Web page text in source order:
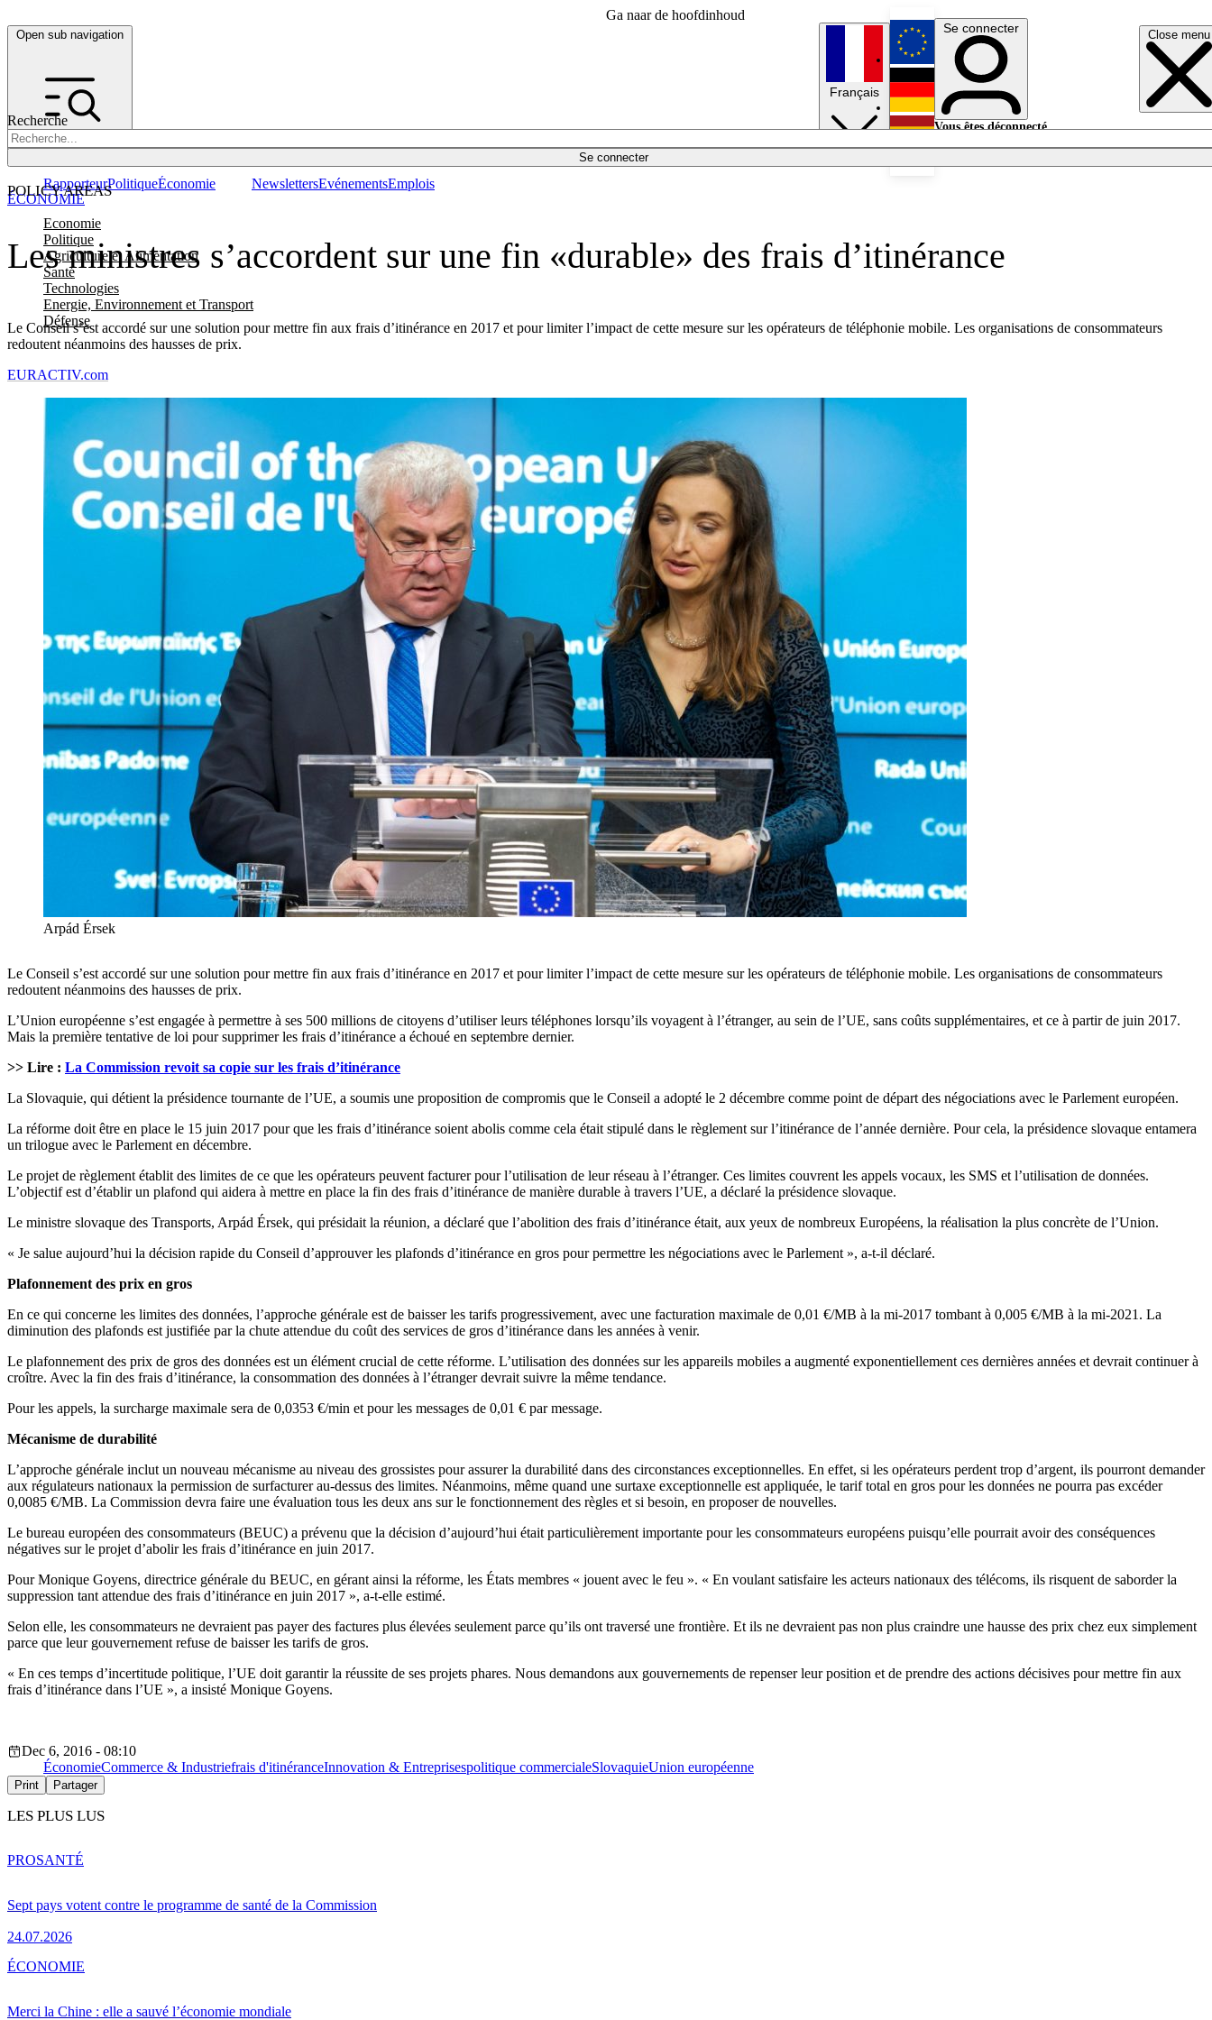
Ga naar de hoofdinhoud
Open sub navigation Close menu
Recherche
Se connecter
POLICY AREAS
Economie
Politique
Agriculture et Alimentation
Santé
Technologies
Energie, Environnement et Transport
Défense
RapporteurPolitiqueÉconomie NewslettersEvénementsEmplois
Français
English
Deutsch
Se connecter
Vous êtes déconnecté.
Les ministres s’accordent sur une fin «durable» des frais d’itinérance
Le Conseil s’est accordé sur une solution pour mettre fin aux frais d’itinérance en 2017 et pour limiter l’impact de cette mesure sur les opérateurs de téléphonie mobile. Les organisations de consommateurs
redoutent néanmoins des hausses de prix.
ÉCONOMIE
EURACTIV.com
Arpád Érsek
Le Conseil s’est accordé sur une solution pour mettre fin aux frais d’itinérance en 2017 et pour limiter l’impact de cette mesure sur les opérateurs de téléphonie mobile. Les organisations de consommateurs
redoutent néanmoins des hausses de prix.
L’Union européenne s’est engagée à permettre à ses 500 millions de citoyens d’utiliser leurs téléphones lorsqu’ils voyagent à l’étranger, au sein de l’UE, sans coûts supplémentaires, et ce à partir de juin 2017.
Mais la première tentative de loi pour supprimer les frais d’itinérance a échoué en septembre dernier.
>> Lire : La Commission revoit sa copie sur les frais d’itinérance
La Slovaquie, qui détient la présidence tournante de l’UE, a soumis une proposition de compromis que le Conseil a adopté le 2 décembre comme point de départ des négociations avec le Parlement européen.
La réforme doit être en place le 15 juin 2017 pour que les frais d’itinérance soient abolis comme cela était stipulé dans le règlement sur l’itinérance de l’année dernière. Pour cela, la présidence slovaque entamera
un trilogue avec le Parlement en décembre.
Le projet de règlement établit des limites de ce que les opérateurs peuvent facturer pour l’utilisation de leur réseau à l’étranger. Ces limites couvrent les appels vocaux, les SMS et l’utilisation de données.
L’objectif est d’établir un plafond qui aidera à mettre en place la fin des frais d’itinérance de manière durable à travers l’UE, a déclaré la présidence slovaque.
Le ministre slovaque des Transports, Arpád Érsek, qui présidait la réunion, a déclaré que l’abolition des frais d’itinérance était, aux yeux de nombreux Européens, la réalisation la plus concrète de l’Union.
« Je salue aujourd’hui la décision rapide du Conseil d’approuver les plafonds d’itinérance en gros pour permettre les négociations avec le Parlement », a-t-il déclaré.
Plafonnement des prix en gros
En ce qui concerne les limites des données, l’approche générale est de baisser les tarifs progressivement, avec une facturation maximale de 0,01 €/MB à la mi-2017 tombant à 0,005 €/MB à la mi-2021. La
diminution des plafonds est justifiée par la chute attendue du coût des services de gros d’itinérance dans les années à venir.
Le plafonnement des prix de gros des données est un élément crucial de cette réforme. L’utilisation des données sur les appareils mobiles a augmenté exponentiellement ces dernières années et devrait continuer à
croître. Avec la fin des frais d’itinérance, la consommation des données à l’étranger devrait suivre la même tendance.
Pour les appels, la surcharge maximale sera de 0,0353 €/min et pour les messages de 0,01 € par message.
Mécanisme de durabilité
L’approche générale inclut un nouveau mécanisme au niveau des grossistes pour assurer la durabilité dans des circonstances exceptionnelles. En effet, si les opérateurs perdent trop d’argent, ils pourront demander
aux régulateurs nationaux la permission de surfacturer au-dessus des limites. Néanmoins, même quand une surtaxe exceptionnelle est appliquée, le tarif total en gros pour les données ne pourra pas excéder
0,0085 €/MB. La Commission devra faire une évaluation tous les deux ans sur le fonctionnement des règles et si besoin, en proposer de nouvelles.
Le bureau européen des consommateurs (BEUC) a prévenu que la décision d’aujourd’hui était particulièrement importante pour les consommateurs européens puisqu’elle pourrait avoir des conséquences
négatives sur le projet d’abolir les frais d’itinérance en juin 2017.
Pour Monique Goyens, directrice générale du BEUC, en gérant ainsi la réforme, les États membres « jouent avec le feu ». « En voulant satisfaire les acteurs nationaux des télécoms, ils risquent de saborder la
suppression tant attendue des frais d’itinérance en juin 2017 », a-t-elle estimé.
Selon elle, les consommateurs ne devraient pas payer des factures plus élevées seulement parce qu’ils ont traversé une frontière. Et ils ne devraient pas non plus craindre une hausse des prix chez eux simplement
parce que leur gouvernement refuse de baisser les tarifs de gros.
« En ces temps d’incertitude politique, l’UE doit garantir la réussite de ses projets phares. Nous demandons aux gouvernements de repenser leur position et de prendre des actions décisives pour mettre fin aux
frais d’itinérance dans l’UE », a insisté Monique Goyens.
Dec 6, 2016 - 08:10
ÉconomieCommerce & Industriefrais d'itinéranceInnovation & Entreprisespolitique commercialeSlovaquieUnion européenne
Print Partager
LES PLUS LUS
Sept pays votent contre le programme de santé de la Commission
24.07.2026
PROSANTÉ
Merci la Chine : elle a sauvé l’économie mondiale
ÉCONOMIE